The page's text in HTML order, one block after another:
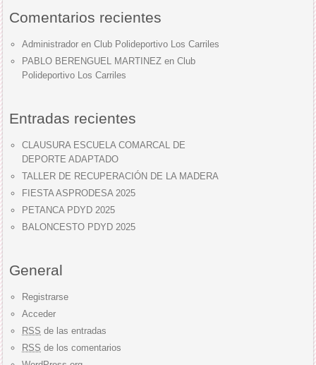
Comentarios recientes
Administrador enClub Polideportivo Los Carriles
PABLO BERENGUEL MARTINEZ enClub
Polideportivo Los Carriles
Entradas recientes
CLAUSURA ESCUELA COMARCAL DE
DEPORTE ADAPTADO
TALLER DE RECUPERACIÓN DE LA MADERA
FIESTA ASPRODESA 2025
PETANCA PDYD 2025
BALONCESTO PDYD 2025
General
Registrarse
Acceder
RSS de las entradas
RSS de los comentarios